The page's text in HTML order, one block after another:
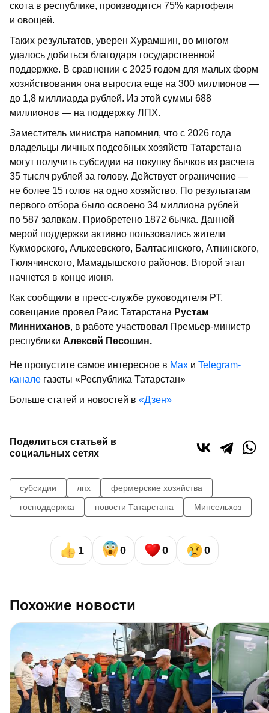
скота в республике, производится 75% картофеля
и овощей.
Таких результатов, уверен Хурамшин, во многом
удалось добиться благодаря государственной
поддержке. В сравнении с 2025 годом для малых форм
хозяйствования она выросла еще на 300 миллионов —
до 1,8 миллиарда рублей. Из этой суммы 688
миллионов — на поддержку ЛПХ.
Заместитель министра напомнил, что с 2026 года
владельцы личных подсобных хозяйств Татарстана
могут получить субсидии на покупку бычков из расчета
35 тысяч рублей за голову. Действует ограничение —
не более 15 голов на одно хозяйство. По результатам
первого отбора было освоено 34 миллиона рублей
по 587 заявкам. Приобретено 1872 бычка. Данной
мерой поддержки активно пользовались жители
Кукморского, Алькеевского, Балтасинского, Атнинского,
Тюлячинского, Мамадышского районов. Второй этап
начнется в конце июня.
Как сообщили в пресс-службе руководителя РТ,
совещание провел Раис Татарстана Рустам
Минниханов, в работе участвовал Премьер-министр
республики Алексей Песошин.
Не пропустите самое интересное в Max и Telegram-
канале газеты «Республика Татарстан»
Больше статей и новостей в «Дзен»
Поделиться статьей в
социальных сетях
субсидии лпх
фермерские хозяйства
господдержка
новости Татарстана Минсельхоз
1 0 0 0
Похожие новости